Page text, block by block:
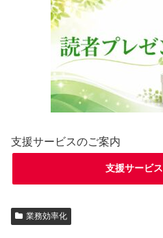
支援サービスのご案内
支援サービ
業務効率化